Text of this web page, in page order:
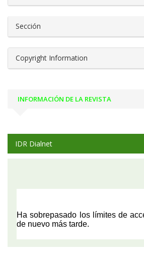
Sección
Copyright Information
INFORMACIÓN DE LA REVISTA
IDR Dialnet